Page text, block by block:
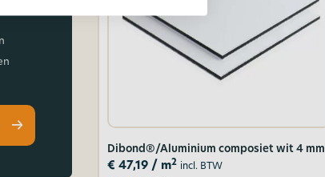
Dibond®/Aluminium composiet wit 4 mm
€ 47,19 / m2 incl. BTW